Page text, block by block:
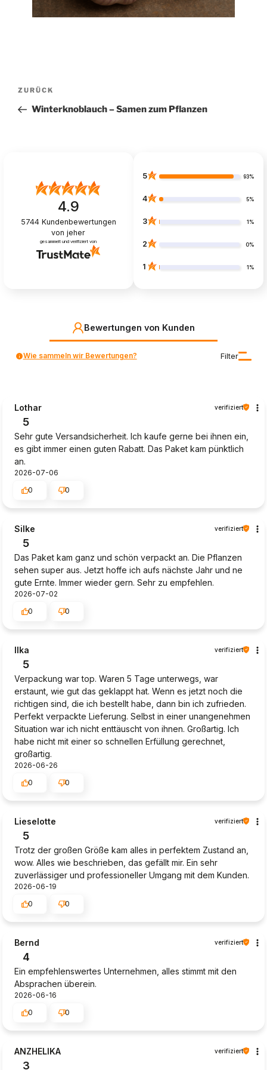
Beitragsnavigation
Vorheriger
Beitrag
ZURÜCK
Winterknoblauch – Samen zum Pflanzen
4.9
5744Kundenbewertungen
von jeher
gesammelt und verifiziert von
5 93%
4 5%
3 1%
2 0%
1 1%
Bewertungen von Kunden
Filter
Wie sammeln wir Bewertungen?
Lothar verifiziert
5
Sehr gute Versandsicherheit. Ich kaufe gerne bei ihnen ein,
es gibt immer einen guten Rabatt. Das Paket kam pünktlich
an.
2026-07-06
0
0
Silke verifiziert
5
Das Paket kam ganz und schön verpackt an. Die Pflanzen
sehen super aus. Jetzt hoffe ich aufs nächste Jahr und ne
gute Ernte. Immer wieder gern. Sehr zu empfehlen.
2026-07-02
0
0
Ilka verifiziert
5
Verpackung war top. Waren 5 Tage unterwegs, war
erstaunt, wie gut das geklappt hat. Wenn es jetzt noch die
richtigen sind, die ich bestellt habe, dann bin ich zufrieden.
Perfekt verpackte Lieferung. Selbst in einer unangenehmen
Situation war ich nicht enttäuscht von ihnen. Großartig. Ich
habe nicht mit einer so schnellen Erfüllung gerechnet,
großartig.
2026-06-26
0
0
Lieselotte verifiziert
5
Trotz der großen Größe kam alles in perfektem Zustand an,
wow. Alles wie beschrieben, das gefällt mir. Ein sehr
zuverlässiger und professioneller Umgang mit dem Kunden.
2026-06-19
0
0
Bernd verifiziert
4
Ein empfehlenswertes Unternehmen, alles stimmt mit den
Absprachen überein.
2026-06-16
0
0
ANZHELIKA verifiziert
3